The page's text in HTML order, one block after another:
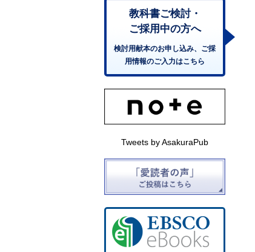
教科書ご検討・
ご採用中の方へ
検討用献本のお申し込み、ご採
用情報のご入力はこちら
Tweets by AsakuraPub